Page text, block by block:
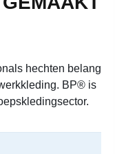
hechten belang
BP® is